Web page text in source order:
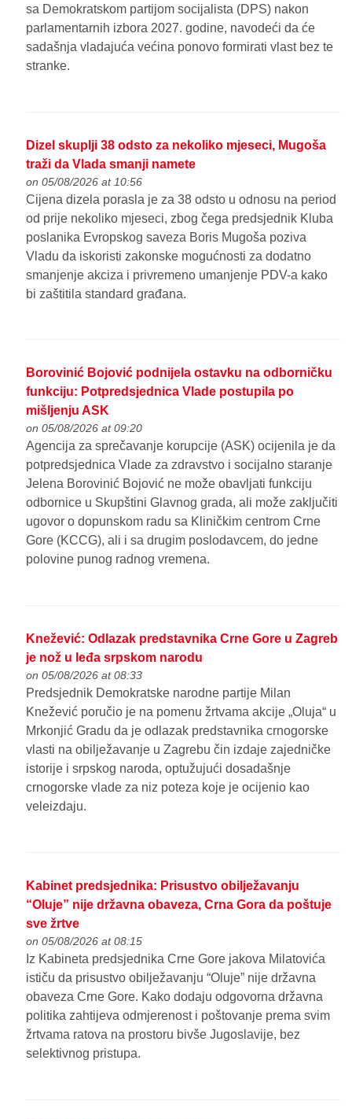
sa Demokratskom partijom socijalista (DPS) nakon
parlamentarnih izbora 2027. godine, navodeći da će
sadašnja vladajuća većina ponovo formirati vlast bez te
stranke.
Dizel skuplji 38 odsto za nekoliko mjeseci, Mugoša
traži da Vlada smanji namete
on 05/08/2026 at 10:56
Cijena dizela porasla je za 38 odsto u odnosu na period
od prije nekoliko mjeseci, zbog čega predsjednik Kluba
poslanika Evropskog saveza Boris Mugoša poziva
Vladu da iskoristi zakonske mogućnosti za dodatno
smanjenje akciza i privremeno umanjenje PDV-a kako
bi zaštitila standard građana.
Borovinić Bojović podnijela ostavku na odborničku
funkciju: Potpredsjednica Vlade postupila po
mišljenju ASK
on 05/08/2026 at 09:20
Agencija za sprečavanje korupcije (ASK) ocijenila je da
potpredsjednica Vlade za zdravstvo i socijalno staranje
Jelena Borovinić Bojović ne može obavljati funkciju
odbornice u Skupštini Glavnog grada, ali može zaključiti
ugovor o dopunskom radu sa Kliničkim centrom Crne
Gore (KCCG), ali i sa drugim poslodavcem, do jedne
polovine punog radnog vremena.
Knežević: Odlazak predstavnika Crne Gore u Zagreb
je nož u leđa srpskom narodu
on 05/08/2026 at 08:33
Predsjednik Demokratske narodne partije Milan
Knežević poručio je na pomenu žrtvama akcije „Oluja“ u
Mrkonjić Gradu da je odlazak predstavnika crnogorske
vlasti na obilježavanje u Zagrebu čin izdaje zajedničke
istorije i srpskog naroda, optužujući dosadašnje
crnogorske vlade za niz poteza koje je ocijenio kao
veleizdaju.
Kabinet predsjednika: Prisustvo obilježavanju
“Oluje” nije državna obaveza, Crna Gora da poštuje
sve žrtve
on 05/08/2026 at 08:15
Iz Kabineta predsjednika Crne Gore jakova Milatovića
ističu da prisustvo obilježavanju “Oluje” nije državna
obaveza Crne Gore. Kako dodaju odgovorna državna
politika zahtijeva odmjerenost i poštovanje prema svim
žrtvama ratova na prostoru bivše Jugoslavije, bez
selektivnog pristupa.